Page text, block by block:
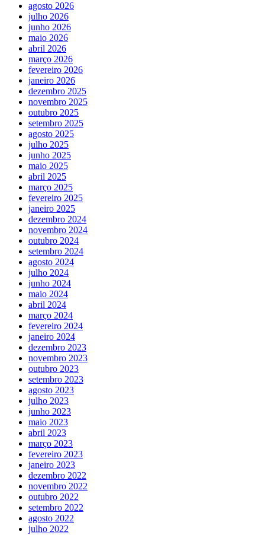
agosto 2026
julho 2026
junho 2026
maio 2026
abril 2026
março 2026
fevereiro 2026
janeiro 2026
dezembro 2025
novembro 2025
outubro 2025
setembro 2025
agosto 2025
julho 2025
junho 2025
maio 2025
abril 2025
março 2025
fevereiro 2025
janeiro 2025
dezembro 2024
novembro 2024
outubro 2024
setembro 2024
agosto 2024
julho 2024
junho 2024
maio 2024
abril 2024
março 2024
fevereiro 2024
janeiro 2024
dezembro 2023
novembro 2023
outubro 2023
setembro 2023
agosto 2023
julho 2023
junho 2023
maio 2023
abril 2023
março 2023
fevereiro 2023
janeiro 2023
dezembro 2022
novembro 2022
outubro 2022
setembro 2022
agosto 2022
julho 2022